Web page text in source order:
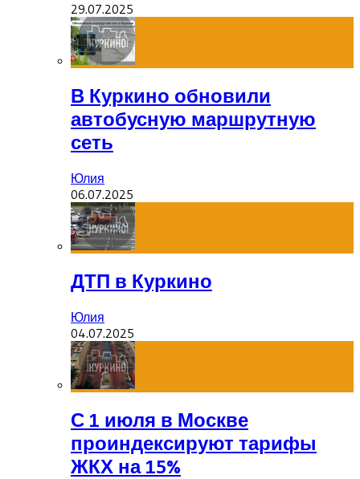
29.07.2025
В Куркино обновили
автобусную маршрутную
сеть
Юлия
06.07.2025
ДТП в Куркино
Юлия
04.07.2025
С 1 июля в Москве
проиндексируют тарифы
ЖКХ на 15%